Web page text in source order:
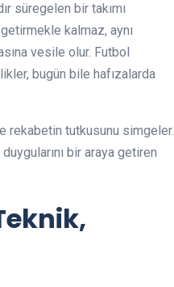
süregelen bir takımı
kalmaz, aynı
vesile olur. Futbol
bugün bile hafızalarda
rekabetin tutkusunu simgeler.
bir araya getiren